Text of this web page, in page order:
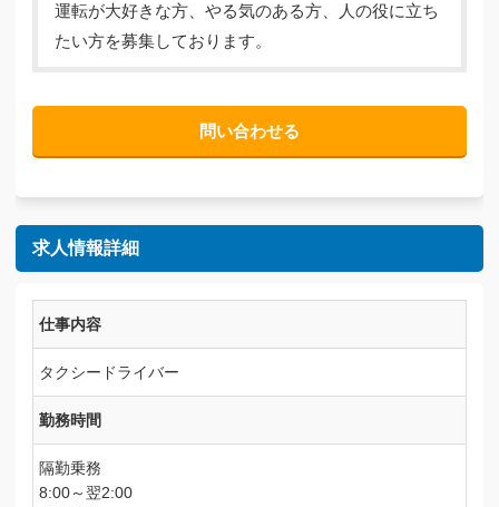
運転が大好きな方、やる気のある方、人の役に立ち
たい方を募集しております。
問い合わせる
求人情報詳細
仕事内容
タクシードライバー
勤務時間
隔勤乗務
8:00～翌2:00